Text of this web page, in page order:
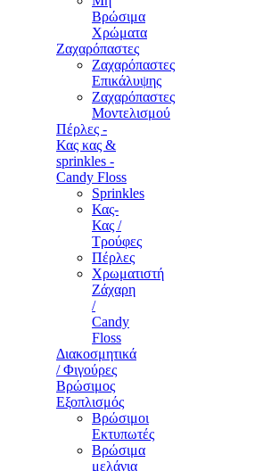
Βρώσιμα
Χρώματα
Ζαχαρόπαστες
Ζαχαρόπαστες
Επικάλυψης
Ζαχαρόπαστες
Μοντελισμού
Πέρλες -
Κας κας &
sprinkles -
Candy Floss
Sprinkles
Κας-
Κας /
Τρούφες
Πέρλες
Χρωματιστή
Ζάχαρη
/
Candy
Floss
Διακοσμητικά
/ Φιγούρες
Βρώσιμος
Εξοπλισμός
Βρώσιμοι
Εκτυπωτές
Βρώσιμα
μελάνια